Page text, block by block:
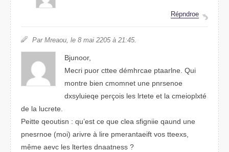
Répodrne
Par Mraoeu, le 8 mai 2025 à 21:45.
Buonjor,
Mecri pour cttee démhrace pnrtlaae. Qui
mrotne bien coemmnt une psennroe
dysquielxe perçois les ltetre et la cmolpeixté
de la letcrue.
Peitte qeutsion : qu’est ce que cela sfinigie qaund une
prsennoe (moi) arvire à lrie pamarentifet vos ttexes,
même aevc les lertets dnetnaass ?